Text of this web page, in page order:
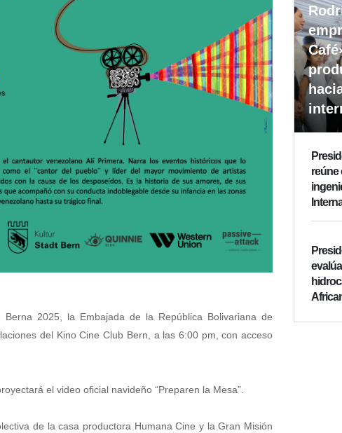
2025, la Embajada de la República Bolivariana de
del Kino Cine Club Bern, a las 6:00 pm, con acceso
el video oficial navideño “Preparen la Mesa”.
de la casa productora Humana Cine y la Gran Misión
reúne